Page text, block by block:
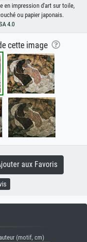
en impression d'art sur toile,
ou papier japonais.
4.0
cette image
aux Favoris
(motif, cm)